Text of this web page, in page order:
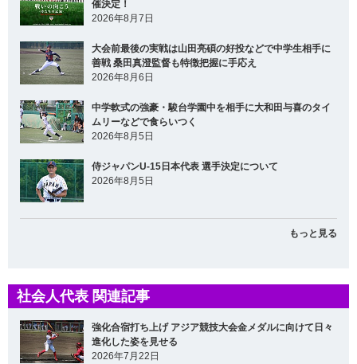
催決定！
2026年8月7日
大会前最後の実戦は山田亮碩の好投などで中学生相手に
善戦 桑田真澄監督も特徴把握に手応え
2026年8月6日
中学軟式の強豪・駿台学園中を相手に大和田与喜のタイ
ムリーなどで食らいつく
2026年8月5日
侍ジャパンU-15日本代表 選手決定について
2026年8月5日
もっと見る
社会人代表 関連記事
強化合宿打ち上げ アジア競技大会金メダルに向けて日々
進化した姿を見せる
2026年7月22日